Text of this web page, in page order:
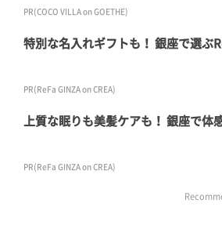
PR(COCO VILLA on GOETHE)
特別な名入れギフトも！ 銀座で選ぶ
PR(ReFa GINZA on CREA)
上質な眠りも美髪ケアも！ 銀座で体
PR(ReFa GINZA on CREA)